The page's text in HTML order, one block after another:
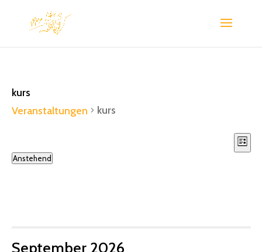
kurs
Veranstaltungen
kurs
Liste
Veranstaltungen
Anstehend
September 2026